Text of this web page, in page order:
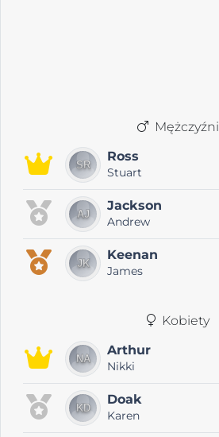
Mężczyźni
Ross
Stuart
Jackson
Andrew
Keenan
James
Kobiety
Arthur
Nikki
Doak
Karen